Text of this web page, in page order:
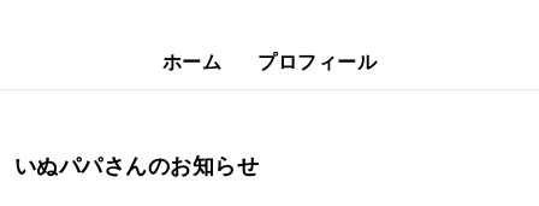
ホーム プロフィール
いぬパパさんのお知らせ